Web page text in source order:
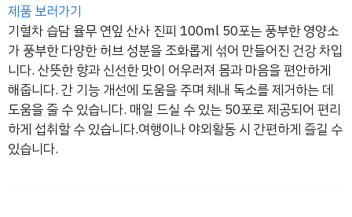
제품 보러가기
기혈차 습담 율무 연잎 산사 진피 100ml 50포는 풍부한 영양소
가 풍부한 다양한 허브 성분을 조화롭게 섞어 만들어진 건강 차입
니다. 산뜻한 향과 신선한 맛이 어우러져 몸과 마음을 편안하게
해줍니다. 간 기능 개선에 도움을 주며 체내 독소를 제거하는 데
도움을 줄 수 있습니다. 매일 드실 수 있는 50포로 제공되어 편리
하게 섭취할 수 있습니다.여행이나 야외활동 시 간편하게 즐길 수
있습니다.